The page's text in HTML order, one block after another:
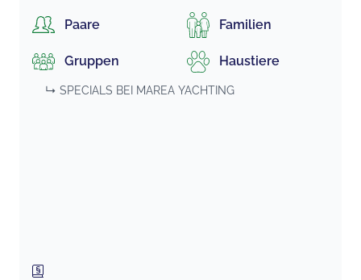
Paare Familien
Gruppen Haustiere
↳ SPECIALS BEI MAREA YACHTING